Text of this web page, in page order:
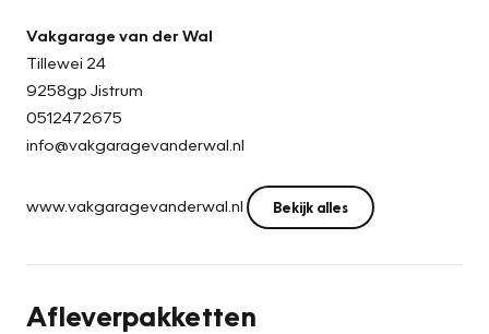
Vakgarage van der Wal
Tillewei 24
9258gp Jistrum
0512472675
info@vakgaragevanderwal.nl
www.vakgaragevanderwal.nl Bekijk alles
Afleverpakketten